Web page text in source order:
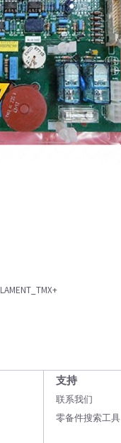
支持
联系我们
零备件搜索工具